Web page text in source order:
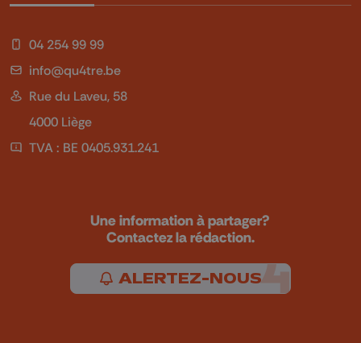
04 254 99 99
info@qu4tre.be
Rue du Laveu, 58
4000 Liège
TVA : BE 0405.931.241
Une information à partager?
Contactez la rédaction.
ALERTEZ-NOUS